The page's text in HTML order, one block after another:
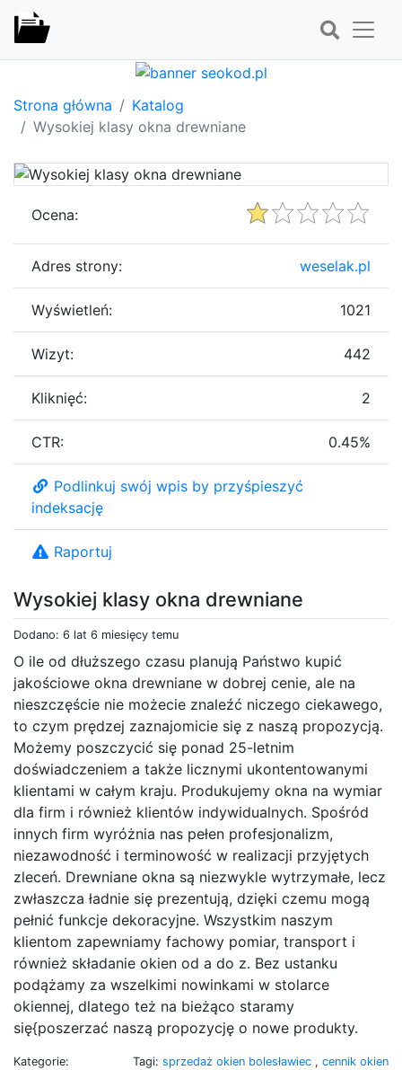
Strona główna
Katalog
Wysokiej klasy okna drewniane
Wysokiej klasy okna drewniane
Dodano: 6 lat 6 miesięcy temu
O ile od dłuższego czasu planują Państwo kupić
jakościowe okna drewniane w dobrej cenie, ale na
nieszczęście nie możecie znaleźć niczego ciekawego,
to czym prędzej zaznajomicie się z naszą propozycją.
Możemy poszczycić się ponad 25-letnim
doświadczeniem a także licznymi ukontentowanymi
klientami w całym kraju. Produkujemy okna na wymiar
dla firm i również klientów indywidualnych. Spośród
innych firm wyróżnia nas pełen profesjonalizm,
niezawodność i terminowość w realizacji przyjętych
zleceń. Drewniane okna są niezwykle wytrzymałe, lecz
zwłaszcza ładnie się prezentują, dzięki czemu mogą
pełnić funkcje dekoracyjne. Wszystkim naszym
klientom zapewniamy fachowy pomiar, transport i
również składanie okien od a do z. Bez ustanku
podążamy za wszelkimi nowinkami w stolarce
okiennej, dlatego też na bieżąco staramy
się{poszerzać naszą propozycję o nowe produkty.
Kategorie:
Tagi: sprzedaż okien bolesławiec , cennik okien
Ocena:
Adres strony: weselak.pl
Wyświetleń: 1021
Wizyt: 442
Kliknięć: 2
CTR: 0.45%
Podlinkuj swój wpis by przyśpieszyć
indeksację
Raportuj